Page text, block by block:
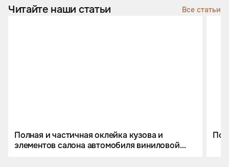
Читайте наши статьи Все статьи
Полная и частичная оклейка кузова и
элементов салона автомобиля виниловой